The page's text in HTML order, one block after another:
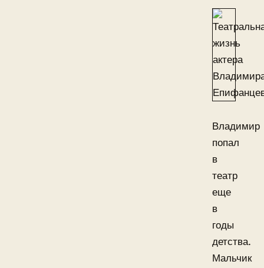
Владимир
попал
в
театр
еще
в
годы
детства.
Мальчик